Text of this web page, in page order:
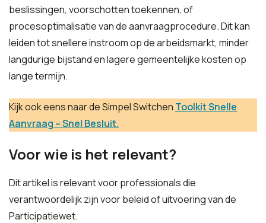
beslissingen, voorschotten toekennen, of
procesoptimalisatie van de aanvraagprocedure. Dit kan
leiden tot snellere instroom op de arbeidsmarkt, minder
langdurige bijstand en lagere gemeentelijke kosten op
lange termijn.
Kijk ook eens naar de Simpel Switchen Toolkit Snelle
Aanvraag – Snel Besluit.
Voor wie is het relevant?
Dit artikel is relevant voor professionals die
verantwoordelijk zijn voor beleid of uitvoering van de
Participatiewet.